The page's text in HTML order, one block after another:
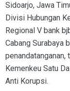
Sidoarjo, Jawa
Divisi Hubungan
Regional V bank
Cabang Surabaya
Kemenkeu Satu
Anti Korupsi.